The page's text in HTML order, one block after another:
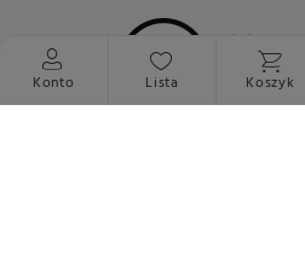
Konto Lista Koszyk